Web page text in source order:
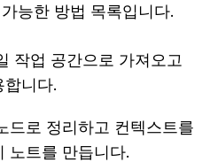
능한 방법 목록입니다.
작업 공간으로 가져오고
합니다.
드로 정리하고 컨텍스트를
노트를 만듭니다.